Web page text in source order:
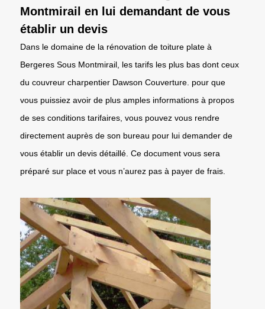
Montmirail en lui demandant de vous
établir un devis
Dans le domaine de la rénovation de toiture plate à
Bergeres Sous Montmirail, les tarifs les plus bas dont ceux
du couvreur charpentier Dawson Couverture. pour que
vous puissiez avoir de plus amples informations à propos
de ses conditions tarifaires, vous pouvez vous rendre
directement auprès de son bureau pour lui demander de
vous établir un devis détaillé. Ce document vous sera
préparé sur place et vous n’aurez pas à payer de frais.